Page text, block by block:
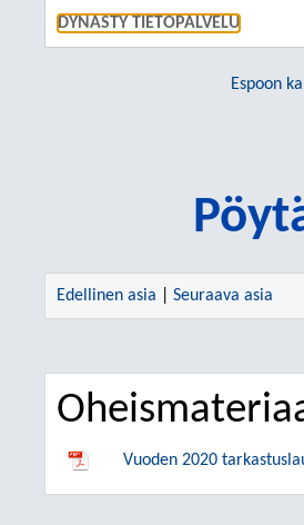
DYNASTY TIETOPALVELU
Espoon
Edellinen asia Seuraava asia
Vuoden 2020